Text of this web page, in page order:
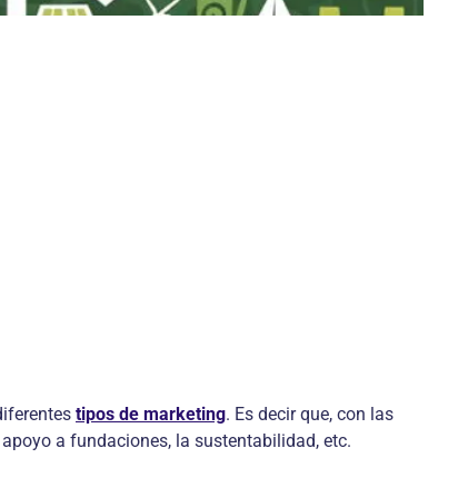
tipos de marketing. Es decir que, con las
a fundaciones, la sustentabilidad, etc.